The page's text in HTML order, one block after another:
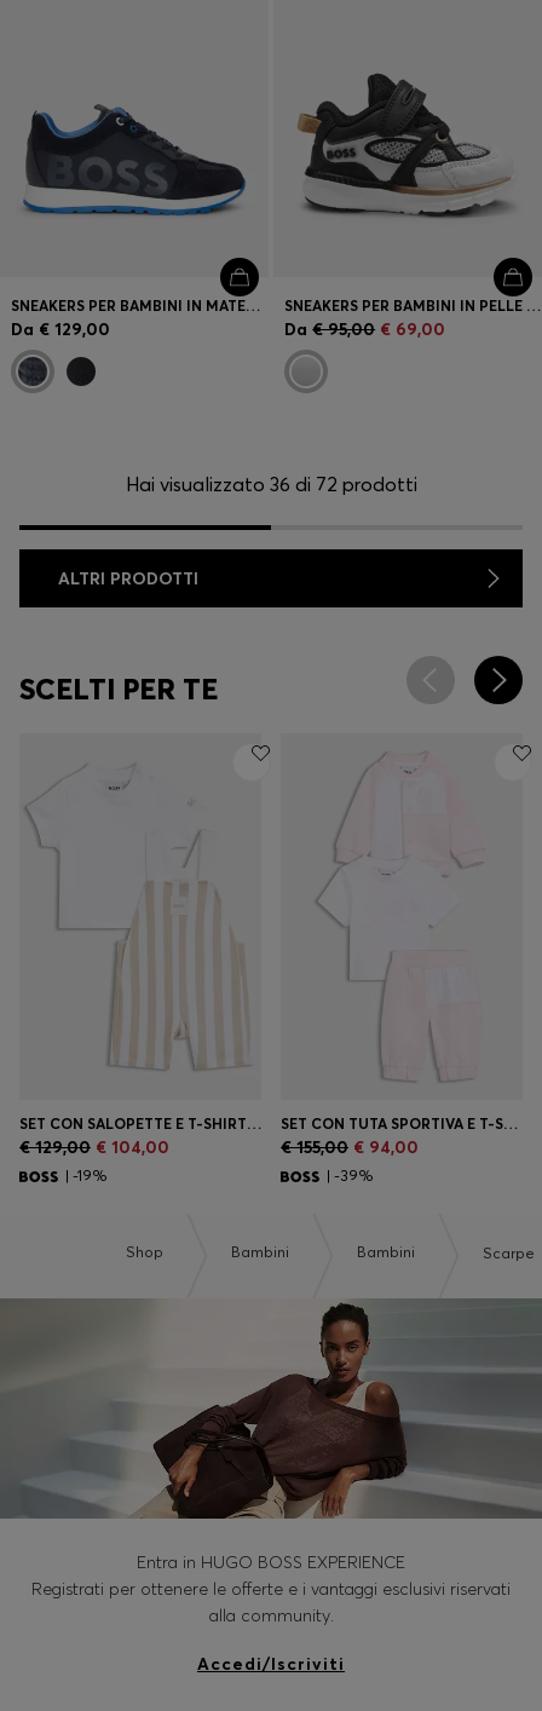
SNEAKERS PER BAMBINI IN MATERIALI MISTI CON RIFINITURE IN PELLE
Da € 129,00
SNEAKERS PER BAMBINI IN PELLE E MESH CON LOGO
Da € 95,00 € 69,00
Hai visualizzato 36 di 72 prodotti
ALTRI PRODOTTI
SCELTI PER TE
SET CON SALOPETTE E T-SHIRT PER NEONATI IN CONFEZIONE REGALO
€ 129,00 € 104,00
| -19%
SET CON TUTA SPORTIVA E T-SHIRT IN CONFEZIONE REGALO PER BAMBINI
€ 155,00 € 94,00
| -39%
Shop Bambini Bambini Scarpe
Entra in HUGO BOSS EXPERIENCE
Registrati per ottenere le offerte e i vantaggi esclusivi riservati
alla community.
Accedi/Iscriviti